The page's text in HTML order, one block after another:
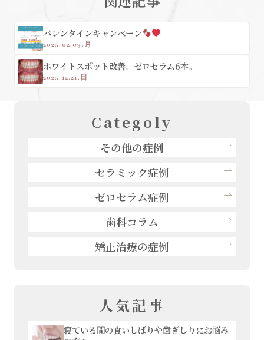
バレンタインキャンペーン
2025.02.03.月
ホワイトスポット改善。ゼロセラム6本。
2025.12.21.日
Categoly
その他の症例
セラミック症例
ゼロセラム症例
歯科コラム
矯正治療の症例
人気記事
寝ている間の食いしばりや歯ぎしりにお悩み